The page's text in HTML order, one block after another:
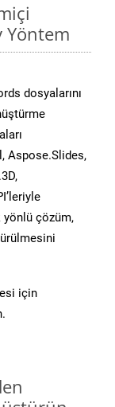
Yöntem
dosyalarını
Aspose.Slides,
yönlü çözüm,
için